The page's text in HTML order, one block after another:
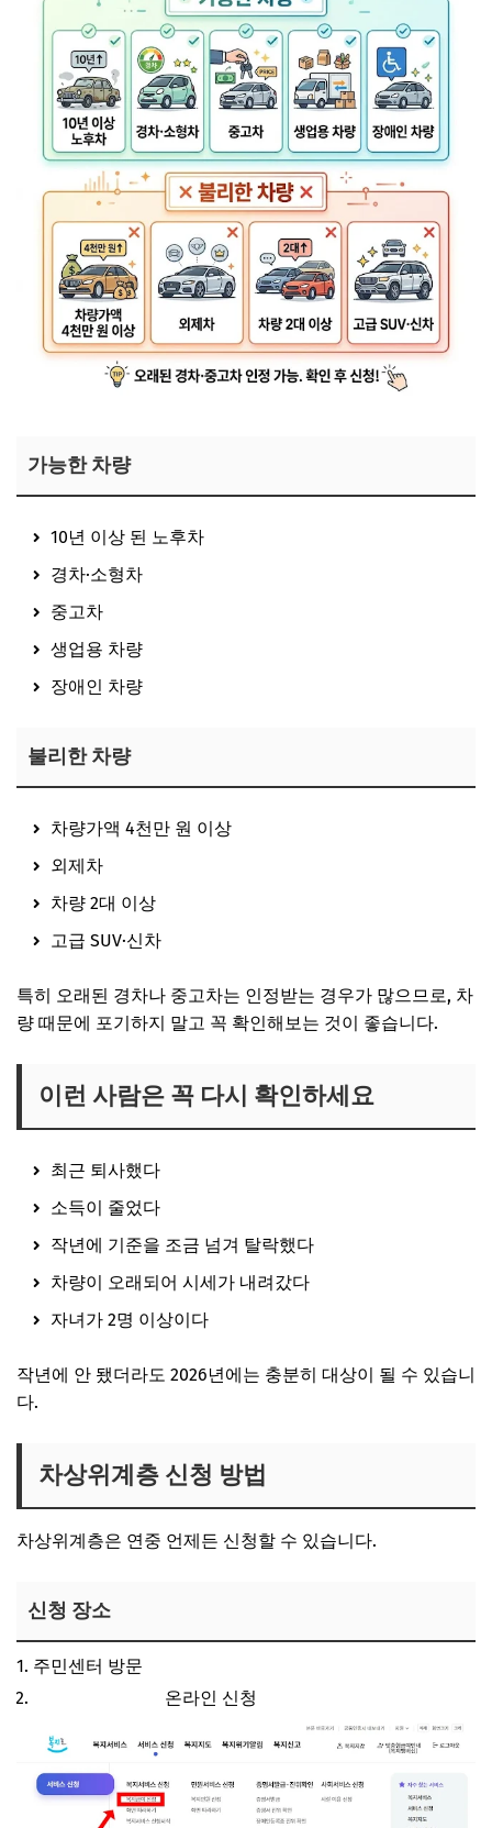
가능한 차량
10년 이상 된 노후차
경차·소형차
중고차
생업용 차량
장애인 차량
불리한 차량
차량가액 4천만 원 이상
외제차
차량 2대 이상
고급 SUV·신차
특히 오래된 경차나 중고차는 인정받는 경우가 많으므로, 차
량 때문에 포기하지 말고 꼭 확인해보는 것이 좋습니다.
이런 사람은 꼭 다시 확인하세요
최근 퇴사했다
소득이 줄었다
작년에 기준을 조금 넘겨 탈락했다
차량이 오래되어 시세가 내려갔다
자녀가 2명 이상이다
작년에 안 됐더라도 2026년에는 충분히 대상이 될 수 있습니
다.
차상위계층 신청 방법
차상위계층은 연중 언제든 신청할 수 있습니다.
신청 장소
주민센터 방문
온라인 신청